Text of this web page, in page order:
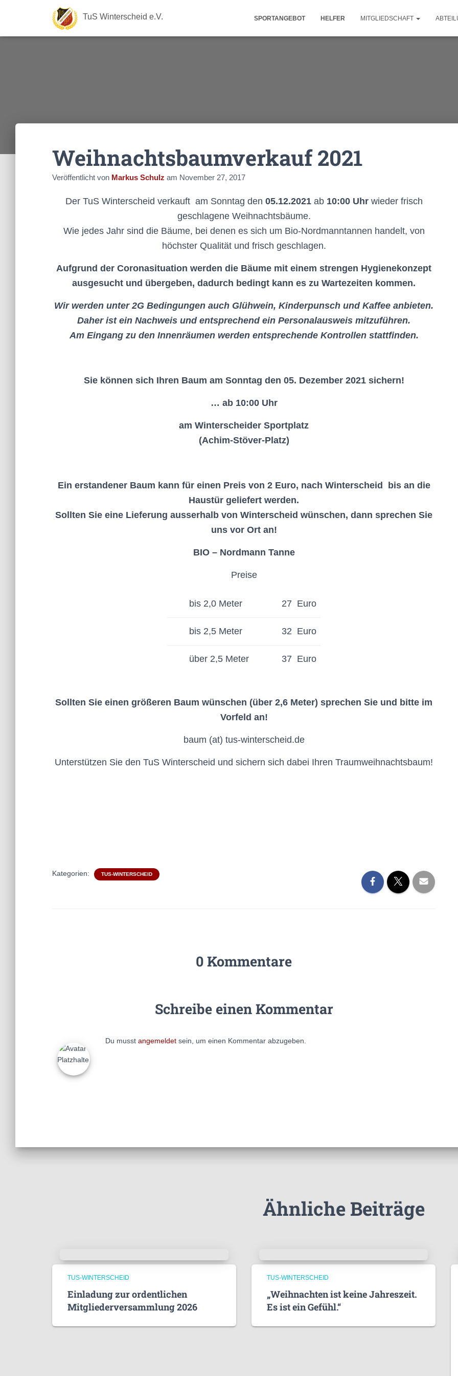
TuS Winterscheid e.V. SPORTANGEBOT HELFER MITGLIEDSCHAFT
Weihnachtsbaumverkauf 2021
Veröffentlicht von Markus Schulz am November 27, 2017
Der TuS Winterscheid verkauft am Sonntag den 05.12.2021ab 10:00 Uhrwieder frisch
geschlagene Weihnachtsbäume.
Wie jedes Jahr sind die Bäume, bei denen es sich um Bio-Nordmanntannen handelt, von
höchster Qualität und frisch geschlagen.
Aufgrund der Coronasituation werden die Bäume mit einem strengen Hygienekonzept
ausgesucht und übergeben, dadurch bedingt kann es zu Wartezeiten kommen.
Wir werden unter 2G Bedingungen auch Glühwein, Kinderpunsch und Kaffee anbieten.
Daher ist ein Nachweis und entsprechend ein Personalausweis mitzuführen.
Am Eingang zu den Innenräumen werden entsprechende Kontrollen stattfinden.
Sie können sich Ihren Baum am Sonntag den 05. Dezember 2021 sichern!
… ab 10:00 Uhr
am Winterscheider Sportplatz
(Achim-Stöver-Platz)
Ein erstandener Baum kann für einen Preis von 2 Euro, nach Winterscheid bis an die
Haustür geliefert werden.
Sollten Sie eine Lieferung ausserhalb von Winterscheid wünschen, dann sprechen Sie
uns vor Ort an!
BIO – Nordmann Tanne
Preise
bis 2,0 Meter 27 Euro
bis 2,5 Meter 32 Euro
über 2,5 Meter 37 Euro
Sollten Sie einen größeren Baum wünschen (über 2,6 Meter) sprechen Sie und bitte im
Vorfeld an!
baum (at) tus-winterscheid.de
Unterstützen Sie den TuS Winterscheid und sichern sich dabei Ihren Traumweihnachtsbaum!
Kategorien: TUS-WINTERSCHEID
0 Kommentare
Schreibe einen Kommentar
Du musst angemeldet sein, um einen Kommentar abzugeben.
Ähnliche Beiträge
TUS-WINTERSCHEID
Einladung zur ordentlichen
Mitgliederversammlung 2026
TUS-WINTERSCHEID
„Weihnachten ist keine Jahreszeit.
Es ist ein Gefühl.“